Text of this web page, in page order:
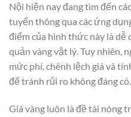
Nội hiện nay đang tìm đến
tuyến thông qua các ứng
điểm của hình thức này là dễ
quản vàng vật lý. Tuy nhiên,
mức phí, chênh lệch giá và
để tránh rủi ro không đáng có.
Giá vàng luôn là đề tài nóng